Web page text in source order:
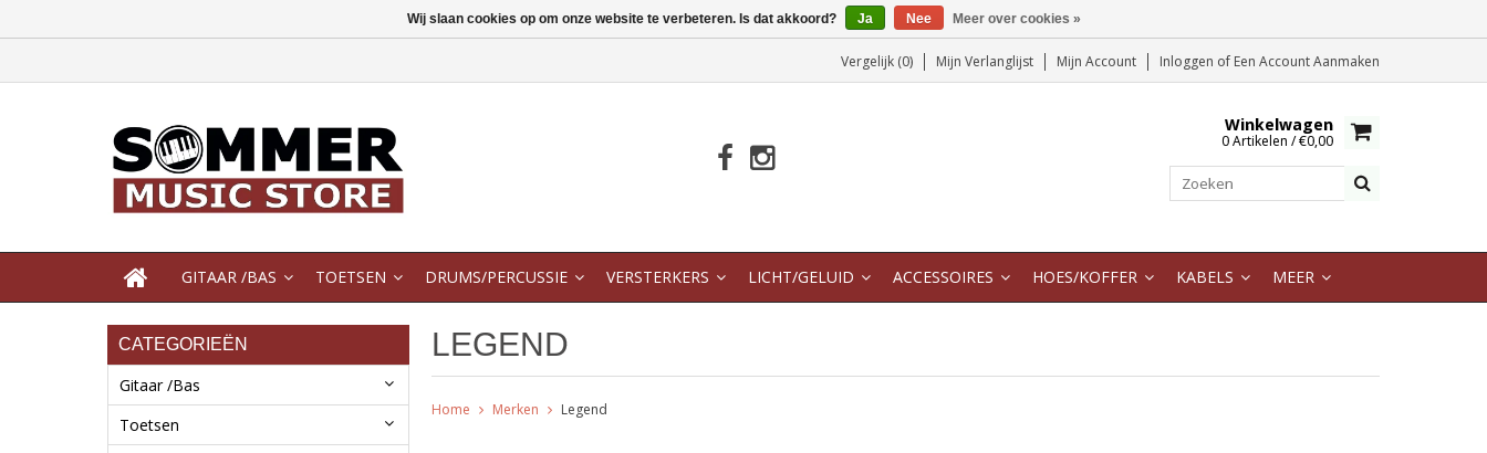
Vergelijk (0) Mijn Verlanglijst Mijn Account Inloggen of Een Account Aanmaken
Winkelwagen
0 Artikelen / €0,00
GITAAR /BAS TOETSEN DRUMS/PERCUSSIE VERSTERKERS LICHT/GELUID ACCESSOIRES HOES/KOFFER KABELS MEER
CATEGORIEËN
Gitaar /Bas
Toetsen
LEGEND
Home Merken Legend
Wij slaan cookies op om onze website te verbeteren. Is dat akkoord? Ja Nee Meer over cookies »